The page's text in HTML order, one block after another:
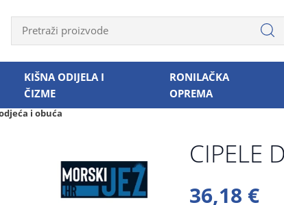
KIŠNA ODIJELA I
ČIZME
RONILAČKA
OPREMA
i obuća
CIPELE
36,18 €